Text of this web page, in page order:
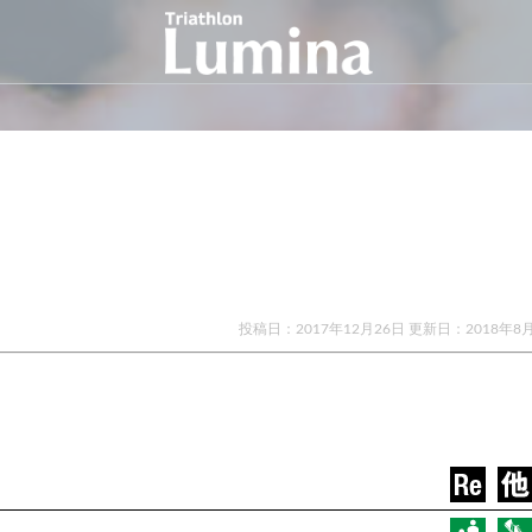
投稿日：2017年12月26日 更新日： 2018年8